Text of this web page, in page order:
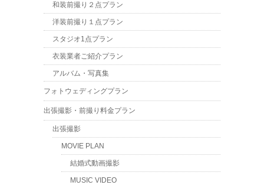
和装前撮り２点プラン
洋装前撮り１点プラン
スタジオ1点プラン
衣装業者ご紹介プラン
アルバム・写真集
フォトウェディングプラン
出張撮影・前撮り料金プラン
出張撮影
MOVIE PLAN
結婚式動画撮影
MUSIC VIDEO